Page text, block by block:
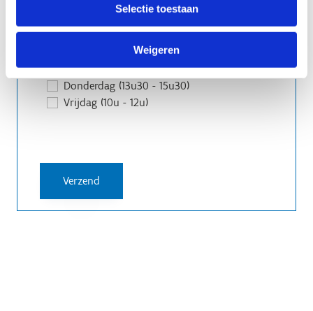
Selectie toestaan
Weigeren
Maandag (14u - 16u)
Dinsdag (10u - 12u)
Woensdag (10u - 12u)
Donderdag (13u30 - 15u30)
Vrijdag (10u - 12u)